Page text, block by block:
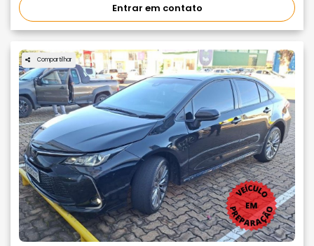
Entrar em contato
Compartilhar